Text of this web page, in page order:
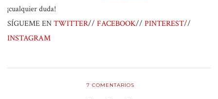
¡cualquier duda!
SÍGUEME ENTWITTER// FACEBOOK// PINTEREST//
INSTAGRAM
7 COMENTARIOS